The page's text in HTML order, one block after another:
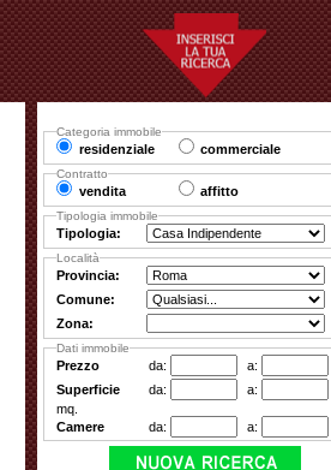
Categoria immobile
residenziale commerciale
Contratto
vendita affitto
Tipologia immobile
Tipologia:
Località
Provincia:
Comune:
Zona:
Dati immobile
Prezzo da: a:
Superficie
da:
a:
mq.
Camere
da: a: